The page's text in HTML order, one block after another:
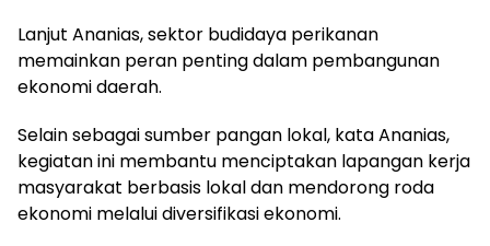
Lanjut Ananias, sektor budidaya perikanan
memainkan peran penting dalam pembangunan
ekonomi daerah.
Selain sebagai sumber pangan lokal, kata Ananias,
kegiatan ini membantu menciptakan lapangan kerja
masyarakat berbasis lokal dan mendorong roda
ekonomi melalui diversifikasi ekonomi.